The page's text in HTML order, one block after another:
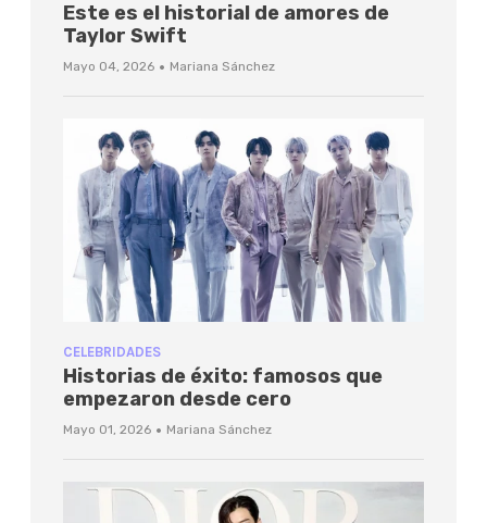
Este es el historial de amores de
Taylor Swift
Mayo 04, 2026 · Mariana Sánchez
CELEBRIDADES
Historias de éxito: famosos que
empezaron desde cero
Mayo 01, 2026 · Mariana Sánchez